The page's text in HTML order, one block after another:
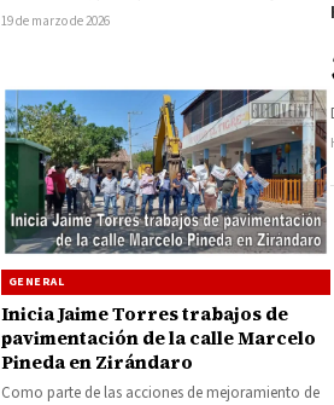
de protesta de los Consejos Estatal…
19 de marzo de 2026
GENERAL
Inicia Jaime Torres trabajos de
pavimentación de la calle Marcelo
Pineda en Zirándaro
Como parte de las acciones de mejoramiento de